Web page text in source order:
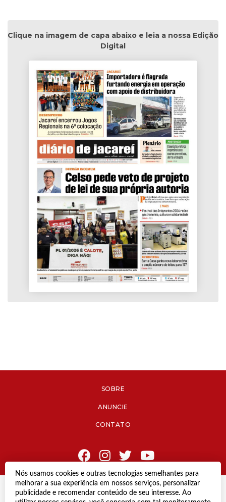
Nós usamos cookies e outras tecnologias semelhantes para
melhorar a sua experiência em nossos serviços, personalizar
publicidade e recomendar conteúdo de seu interesse. Ao
Clique na imagem de capa abaixo e leia a nossa Edição
Digital
SOBRE
ANUNCIE
CONTATO
© Copyright 2021 Diário de Jacareí.
Todos os direitos reservados.